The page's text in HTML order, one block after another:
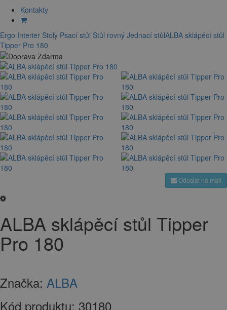
Kontakty
Ergo Interier Stoly Psací stůl Stůl rovný Jednací stůlALBA sklápěcí stůl
Tipper Pro 180
Odeslat na mail
ALBA sklápěcí stůl Tipper
Pro 180
Značka: ALBA
Kód produktu: 30180